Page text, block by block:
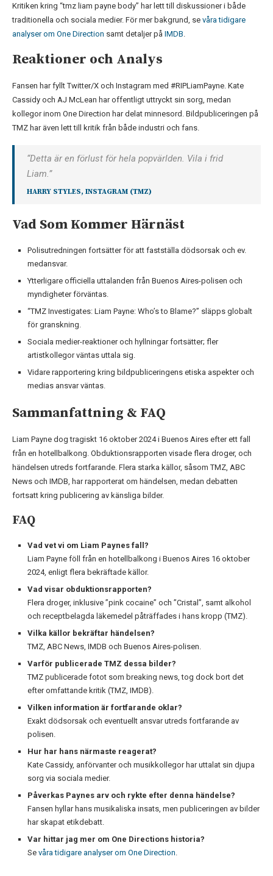
Kritiken kring “tmz liam payne body” har lett till diskussioner i både
traditionella och sociala medier. För mer bakgrund, se våra tidigare
analyser om One Direction samt detaljer på IMDB
Reaktioner och Analys
Fansen har fyllt Twitter/X och Instagram med #RIPLiamPayne. Kate
Cassidy och AJ McLean har offentligt uttryckt sin sorg, medan
kollegor inom One Direction har delat minnesord. Bildpubliceringen på
TMZ har även lett till kritik från både industri och fans.
“Detta är en förlust för hela popvärlden. Vila i frid
Liam.”
HARRY STYLES, INSTAGRAM (TMZ)
Vad Som Kommer Härnäst
Polisutredningen fortsätter för att fastställa dödsorsak och ev.
medansvar.
Ytterligare officiella uttalanden från Buenos Aires-polisen och
myndigheter förväntas.
“TMZ Investigates: Liam Payne: Who’s to Blame?” släpps globalt
för granskning.
Sociala medier-reaktioner och hyllningar fortsätter; fler
artistkollegor väntas uttala sig.
Vidare rapportering kring bildpubliceringens etiska aspekter och
medias ansvar väntas.
Sammanfattning & FAQ
Liam Payne dog tragiskt 16 oktober 2024 i Buenos Aires efter ett fall
från en hotellbalkong. Obduktionsrapporten visade flera droger, och
händelsen utreds fortfarande. Flera starka källor, såsom TMZ, ABC
News och IMDB, har rapporterat om händelsen, medan debatten
fortsatt kring publicering av känsliga bilder.
FAQ
Vad vet vi om Liam Paynes fall?
Liam Payne föll från en hotellbalkong i Buenos Aires 16 oktober
2024, enligt flera bekräftade källor.
Vad visar obduktionsrapporten?
Flera droger, inklusive ”pink cocaine” och ”Cristal”, samt alkohol
och receptbelagda läkemedel påträffades i hans kropp (TMZ).
Vilka källor bekräftar händelsen?
TMZ, ABC News, IMDB och Buenos Aires-polisen.
Varför publicerade TMZ dessa bilder?
TMZ publicerade fotot som breaking news, tog dock bort det
efter omfattande kritik (TMZ, IMDB).
Vilken information är fortfarande oklar?
Exakt dödsorsak och eventuellt ansvar utreds fortfarande av
polisen.
Hur har hans närmaste reagerat?
Kate Cassidy, anförvanter och musikkollegor har uttalat sin djupa
sorg via sociala medier.
Påverkas Paynes arv och rykte efter denna händelse?
Fansen hyllar hans musikaliska insats, men publiceringen av bilder
har skapat etikdebatt.
Var hittar jag mer om One Directions historia?
Se våra tidigare analyser om One Direction.